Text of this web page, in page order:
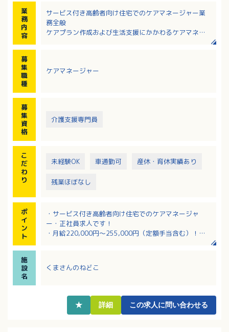
業
務
内
容
サービス付き高齢者向け住宅でのケアマネージャー業
務全般
ケアプラン作成および生活支援にかかわるケアマネ業
・サービス調整（訪問介護、通所介護、訪問看護、福
募
集
職
種
ケアマネージャー
募
集
資
格
介護支援専門員
こ
だ
わ
り
未経験OK 車通勤可 産休・育休実績あり
残業ほぼなし
ポ
イ
ン
ト
・サービス付き高齢者向け住宅でのケアマネージャ
ー・正社員求人です！
・月給220,000円～255,000円（定額手当含む）！
・今回は増員募集です
施
設
名
くまさんのねどこ
★ 詳細 この求人に問い合わせる